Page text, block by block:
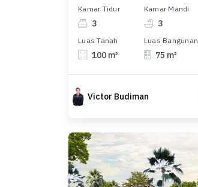
Kamar Tidur
3
Kamar Mandi
3
Luas Tanah
100 m²
Luas Bangunan
75 m²
Victor Budiman